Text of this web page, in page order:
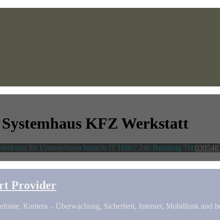
KFZ Werkstatt
Ihr Unternehmen braucht IT Hilfe? 24h Beratung Tel:
Provider
Kamera – Überwachung, Sicherheit, Internet, Mobilfunk und